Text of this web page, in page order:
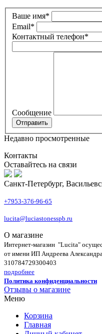
Ваше имя*
Email*
Контактный телефон*
Сообщение
Недавно просмотренные
Контакты
Оставайтесь на связи
Санкт-Петербург,
+7953-376-96-65
lucita@luciastonesspb.ru
О магазине
Интернет-магазин "Lucita"
от имени ИП Андреева
310784729300403
подробнее
Политика конфиденциальности
Отзывы о магазине
Меню
Корзина
Главная